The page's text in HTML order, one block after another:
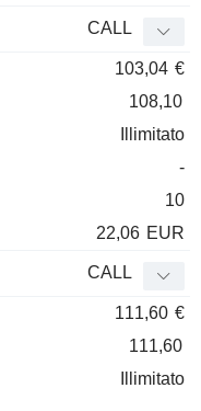
CALL
103,04 €
108,10
Illimitato
-
10
22,06 EUR
CALL
111,60 €
111,60
Illimitato